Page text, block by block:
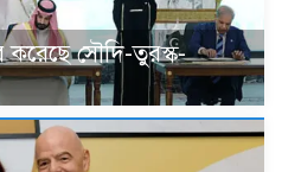
করেছে সৌদি-তুরস্ক-